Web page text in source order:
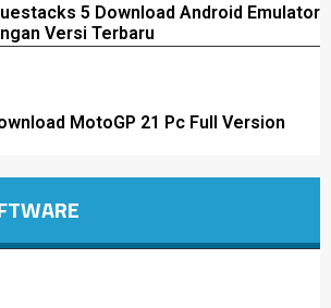
5 Download Android Emulator
Versi Terbaru
MotoGP 21 Pc Full Version